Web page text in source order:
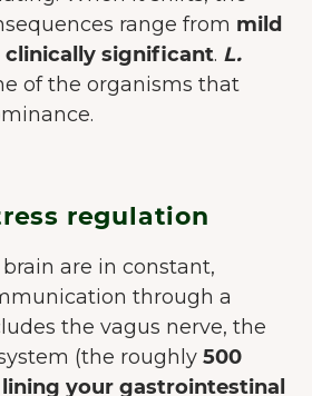
range from mild
significant. L.
of the organisms that
regulation
are in constant,
through a
the vagus nerve, the
(the roughly 500
your gastrointestinal